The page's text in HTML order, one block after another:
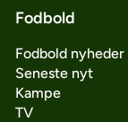
Fodbold
Fodbold nyheder
Seneste nyt
Kampe
TV